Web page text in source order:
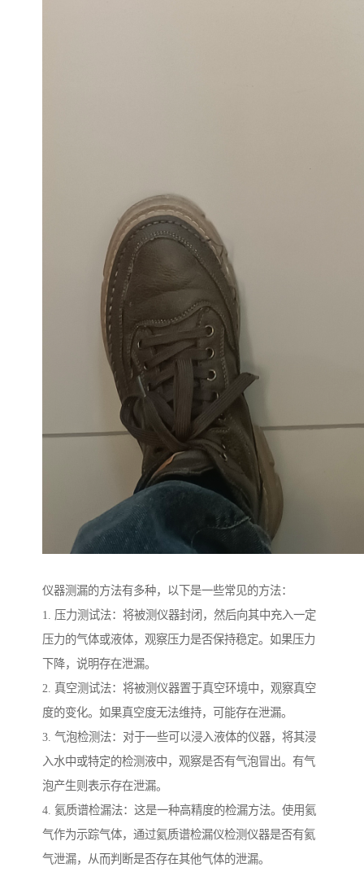
仪器测漏的方法有多种，以下是一些常见的方法：
1. 压力测试法：将被测仪器封闭，然后向其中充入一定
压力的气体或液体，观察压力是否保持稳定。如果压力
下降，说明存在泄漏。
2. 真空测试法：将被测仪器置于真空环境中，观察真空
度的变化。如果真空度无法维持，可能存在泄漏。
3. 气泡检测法：对于一些可以浸入液体的仪器，将其浸
入水中或特定的检测液中，观察是否有气泡冒出。有气
泡产生则表示存在泄漏。
4. 氦质谱检漏法：这是一种高精度的检漏方法。使用氦
气作为示踪气体，通过氦质谱检漏仪检测仪器是否有氦
气泄漏，从而判断是否存在其他气体的泄漏。